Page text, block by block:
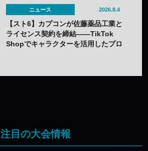
ニュース 2026.8.4
【スト6】カプコンが佐藤薬品工業と
ライセンス契約を締結——TikTok
Shopでキャラクターを活用したプロ
注目の大会情報